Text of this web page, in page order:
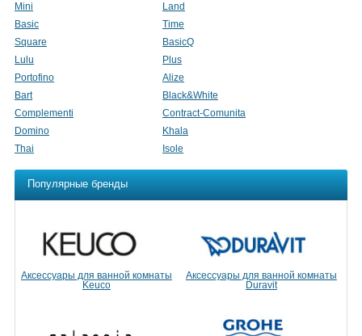
Mini
Land
Basic
Time
Square
BasicQ
Lulu
Plus
Portofino
Alize
Bart
Black&White
Complementi
Contract-Comunita
Domino
Khala
Thai
Isole
Популярные бренды
Аксессуары для ванной комнаты
Keuco
Аксессуары для ванной комнаты
Duravit